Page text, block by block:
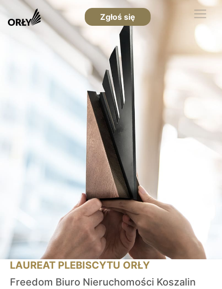
Zgłoś się
LAUREAT PLEBISCYTU ORŁY
Freedom Biuro Nieruchomości Koszalin